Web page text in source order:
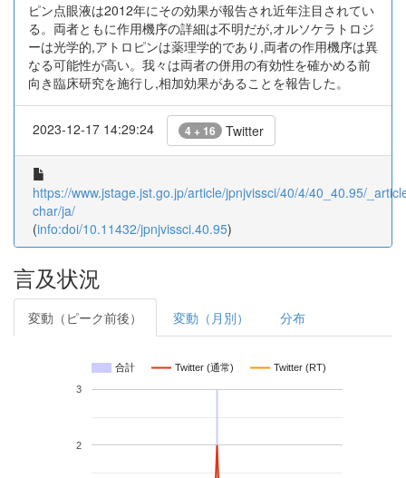
ピン点眼液は2012年にその効果が報告され近年注目されてい
る。両者ともに作用機序の詳細は不明だが,オルソケラトロジ
ーは光学的,アトロピンは薬理学的であり,両者の作用機序は異
なる可能性が高い。我々は両者の併用の有効性を確かめる前
向き臨床研究を施行し,相加効果があることを報告した。
2023-12-17 14:29:24 4 + 16 Twitter
https://www.jstage.jst.go.jp/article/jpnjvissci/40/4/40_40.95/
char/ja/
(info:doi/10.11432/jpnjvissci.40.95)
言及状況
変動（ピーク前後） 変動（月別） 分布
合計 Twitter (通常) Twitter (RT)
2
3